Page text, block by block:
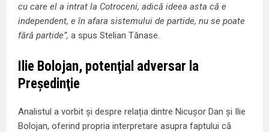
cu care el a intrat la Cotroceni, adică ideea asta că e
independent, e în afara sistemului de partide, nu se poate
fără partide”, a spus Stelian Tănase.
Ilie Bolojan, potenţial adversar la
Preşedinţie
Analistul a vorbit și despre relația dintre Nicușor Dan și Ilie
Bolojan, oferind propria interpretare asupra faptului că